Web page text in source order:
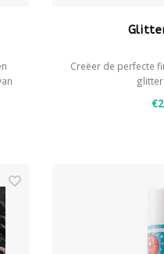
Creëer de perfecte